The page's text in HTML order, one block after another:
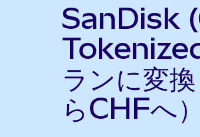
SanDisk
ランに変
らCHFへ）